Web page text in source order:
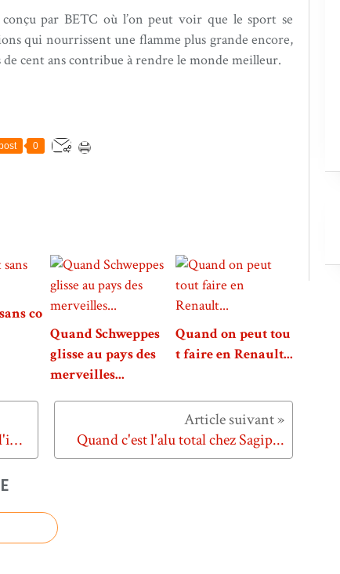
par BETC où l’on peut voir que le sport se
qui nourrissent une flamme plus grande encore,
de cent ans contribue à rendre le monde meilleur.
0
co
Quand Schweppes
glisse au pays des
merveilles...
Quand on peut tou
t faire en Renault...
Quand Amsterdam est là où on l'imagine... Quand c'est l'alu total chez Sagip...